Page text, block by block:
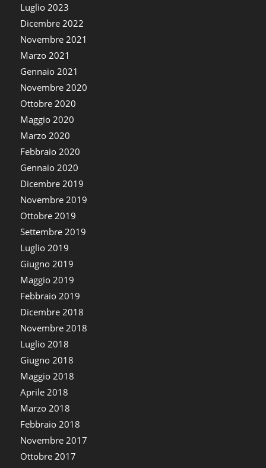
Luglio 2023
Dicembre 2022
Novembre 2021
Marzo 2021
Gennaio 2021
Novembre 2020
Ottobre 2020
Maggio 2020
Marzo 2020
Febbraio 2020
Gennaio 2020
Dicembre 2019
Novembre 2019
Ottobre 2019
Settembre 2019
Luglio 2019
Giugno 2019
Maggio 2019
Febbraio 2019
Dicembre 2018
Novembre 2018
Luglio 2018
Giugno 2018
Maggio 2018
Aprile 2018
Marzo 2018
Febbraio 2018
Novembre 2017
Ottobre 2017